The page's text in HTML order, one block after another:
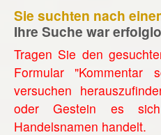
Sie suchten nach
Ihre Suche war
Tragen Sie den
Formular "Kommentar
versuchen
oder Gestein es
Handelsnamen handelt.